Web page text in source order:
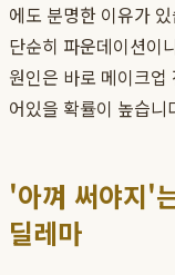
에도 분명한 이유가
단순히 파운데이션이
원인은 바로 메이크
어있을 확률이 높습니
'아껴 써야지'
딜레마